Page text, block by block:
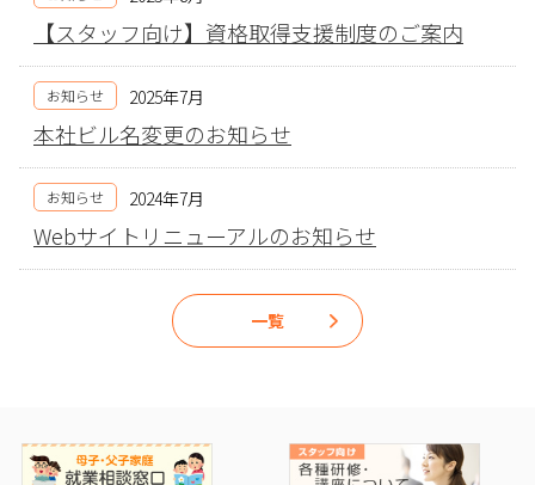
【スタッフ向け】資格取得支援制度のご案内
お知らせ 2025年7月
本社ビル名変更のお知らせ
お知らせ 2024年7月
Webサイトリニューアルのお知らせ
一覧